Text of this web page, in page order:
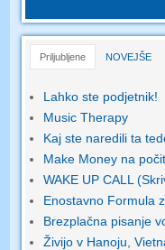
Priljubljene NOVEJŠE
Lahko ste podjetnik!
Music Therapy
Kaj ste naredili ta
Make Money na
WAKE UP CALL
Enostavno Formula
Brezplačna pisanje
Živijo v Hanoju,